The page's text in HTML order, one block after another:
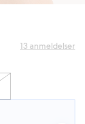
13 anmeldelser